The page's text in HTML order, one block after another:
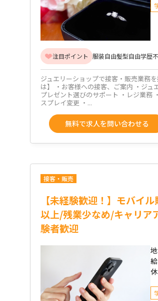
注目ポイント 服装自由髪型自由学歴
ジュエリーショップで接客・販売業務
は】 ・お客様への接客、ご案内 ・ジュ
プレゼント選びのサポート ・レジ業務
スプレイ変更 ・...
無料で求人を問い合わせる
接客・販売
【未経験歓迎！】モバイ
以上/残業少なめ/キャリア
験者歓迎